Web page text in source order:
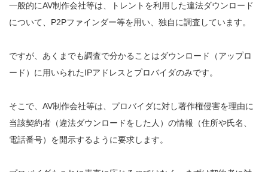
一般的にAV制作会社等は、トレントを利用した違法ダウンロード
について、P2Pファインダー等を用い、独自に調査しています。
ですが、あくまでも調査で分かることはダウンロード（アップロ
ード）に用いられたIPアドレスとプロバイダのみです。
そこで、AV制作会社等は、プロバイダに対し著作権侵害を理由に
当該契約者（違法ダウンロードをした人）の情報（住所や氏名、
電話番号）を開示するように要求します。